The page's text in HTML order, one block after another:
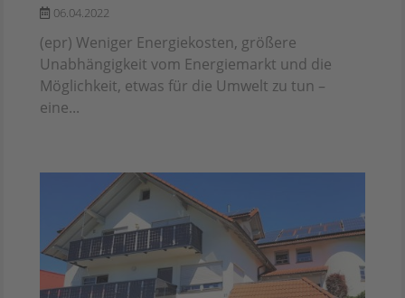
06.04.2022
(epr) Weniger Energiekosten, größere
Unabhängigkeit vom Energiemarkt und die
Möglichkeit, etwas für die Umwelt zu tun –
eine...